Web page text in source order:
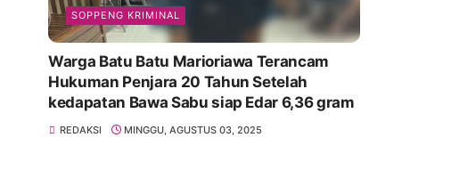
SOPPENG KRIMINAL
Warga Batu Batu Marioriawa Terancam
Hukuman Penjara 20 Tahun Setelah
kedapatan Bawa Sabu siap Edar 6,36 gram
REDAKSI MINGGU, AGUSTUS 03, 2025